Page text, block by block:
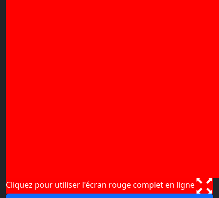
Cliquez pour utiliser l'écran rouge complet en ligne